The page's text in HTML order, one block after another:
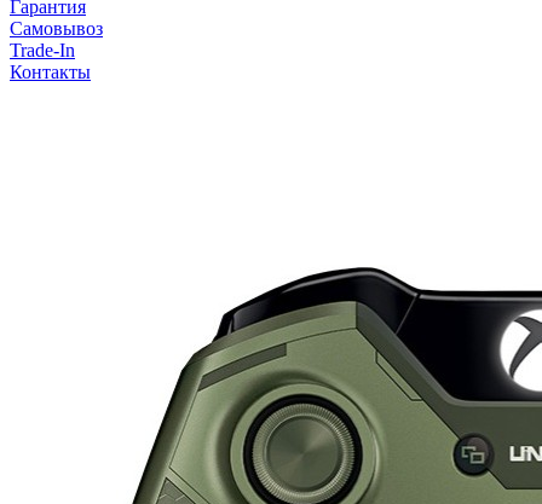
Гарантия
Самовывоз
Trade-In
Контакты